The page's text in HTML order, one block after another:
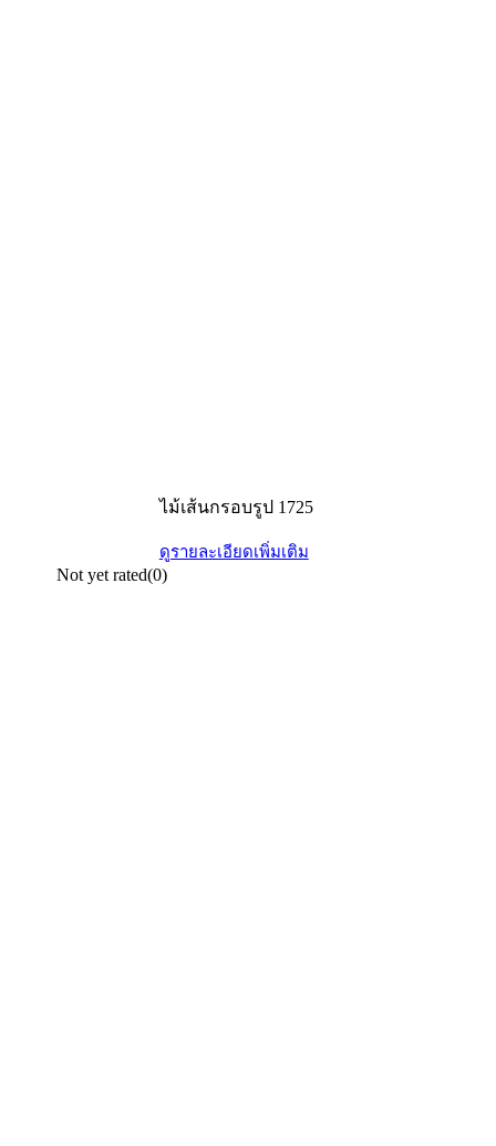
ไม้เส้นกรอบรูป 1725
ดูรายละเอียดเพิ่มเติม
Not yet rated(0)